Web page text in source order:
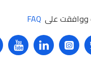
ووافقت على FAQ